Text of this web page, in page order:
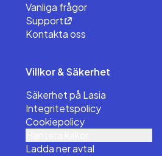
Vanliga frågor
Support
Kontakta oss
Villkor & Säkerhet
Säkerhet på Lasia
Integritetspolicy
Cookiepolicy
Ladda ner avtal